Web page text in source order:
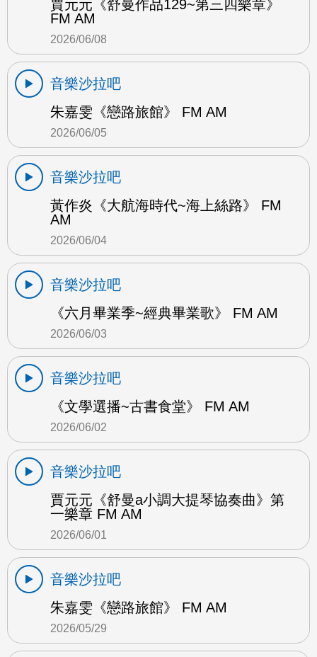
賈元元《舒曼作品129~第三四樂章》
FM AM
2026/06/08
音樂沙拉吧
朱嘉雯《戀路旅館》 FM AM
2026/06/05
音樂沙拉吧
黃作炎《大航海時代~海上絲路》 FM
AM
2026/06/04
音樂沙拉吧
《六月畢業季~經典畢業歌》 FM AM
2026/06/03
音樂沙拉吧
《文學選播~古書食堂》 FM AM
2026/06/02
音樂沙拉吧
賈元元《舒曼a小調大提琴協奏曲》第
一樂章 FM AM
2026/06/01
音樂沙拉吧
朱嘉雯《戀路旅館》 FM AM
2026/05/29